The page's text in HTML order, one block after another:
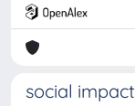
social impact